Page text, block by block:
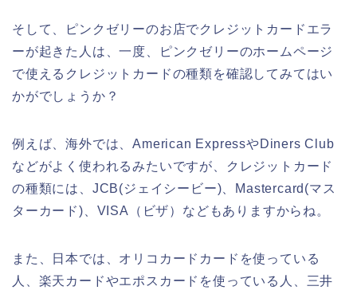
そして、ピンクゼリーのお店でクレジットカードエラ
ーが起きた人は、一度、ピンクゼリーのホームページ
で使えるクレジットカードの種類を確認してみてはい
かがでしょうか？
例えば、海外では、American ExpressやDiners Club
などがよく使われるみたいですが、クレジットカード
の種類には、JCB(ジェイシービー)、Mastercard(マス
ターカード)、VISA（ビザ）などもありますからね。
また、日本では、オリコカードカードを使っている
人、楽天カードやエポスカードを使っている人、三井